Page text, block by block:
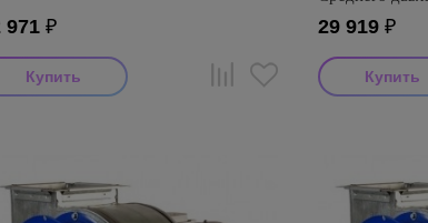
971 ₽ 29 919₽